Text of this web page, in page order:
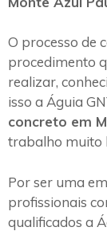
O processo de
procedimento
realizar,
isso a Águia
concreto em
trabalho muito
Por ser uma
profissionais
qualificados a